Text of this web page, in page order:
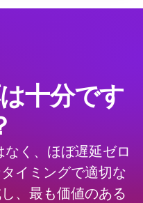
十分です
く、ほぼ遅延ゼロ
イミングで適切な
、最も価値のある